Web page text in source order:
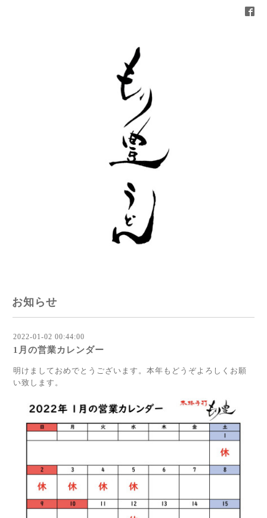
お知らせ
2022-01-02 00:44:00
1月の営業カレンダー
明けましておめでとうございます。本年もどうぞよろしくお願
い致します。